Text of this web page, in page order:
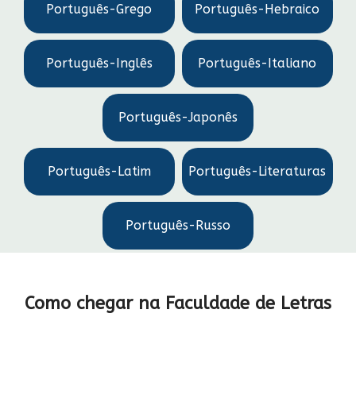
Português-Grego Português-Hebraico
Português-Inglês Português-Italiano
Português-Japonês
Português-Latim Português-Literaturas
Português-Russo
Como chegar na Faculdade de Letras